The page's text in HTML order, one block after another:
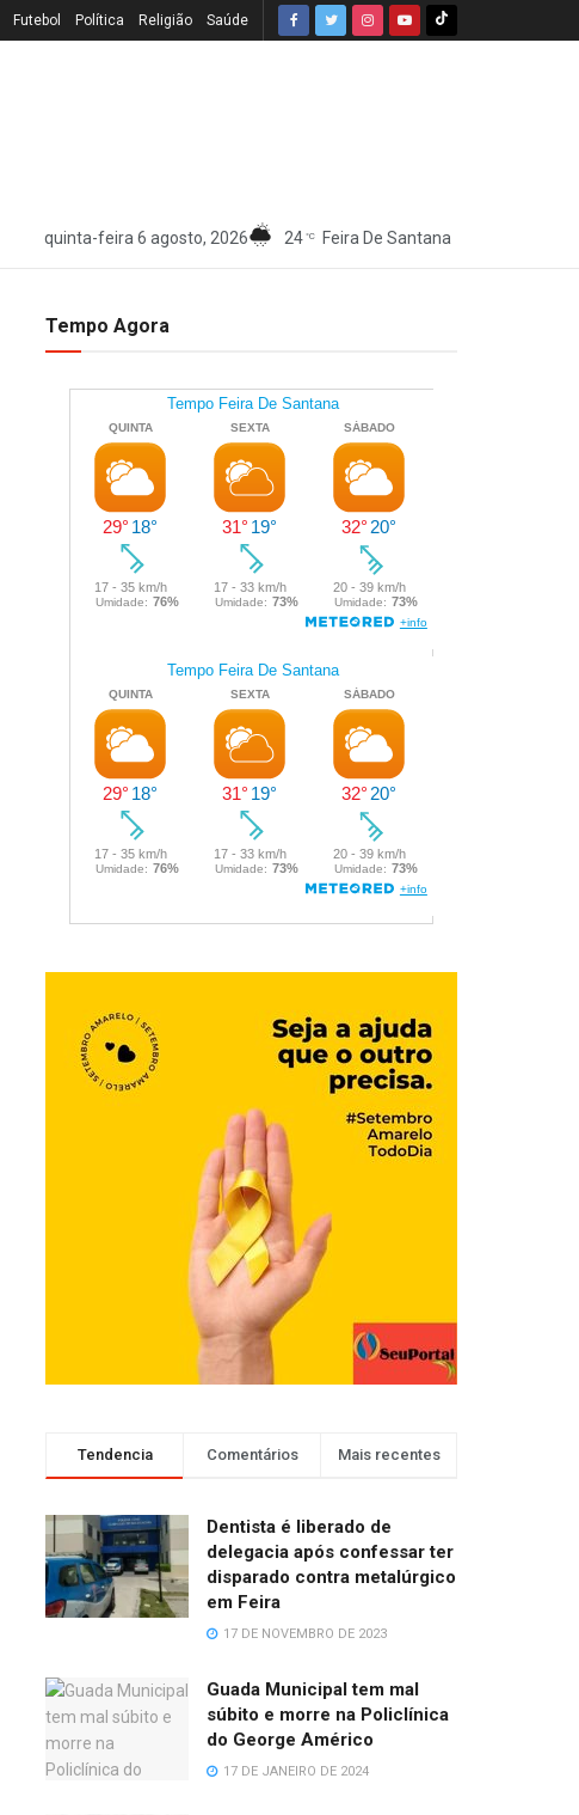
Futebol Política Religião Saúde
quinta-feira 6 agosto, 2026 24 °C Feira De Santana
Tempo Agora
Tendencia Comentários Mais recentes
Dentista é liberado de
delegacia após confessar ter
disparado contra metalúrgico
em Feira
17 DE NOVEMBRO DE 2023
Guada Municipal tem mal
súbito e morre na Policlínica
do George Américo
17 DE JANEIRO DE 2024